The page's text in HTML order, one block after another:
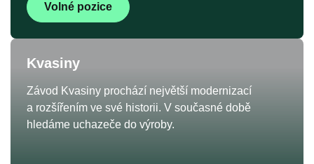
Volné pozice
Kvasiny
Závod Kvasiny prochází největší modernizací
a rozšířením ve své historii. V současné době
hledáme uchazeče do výroby.